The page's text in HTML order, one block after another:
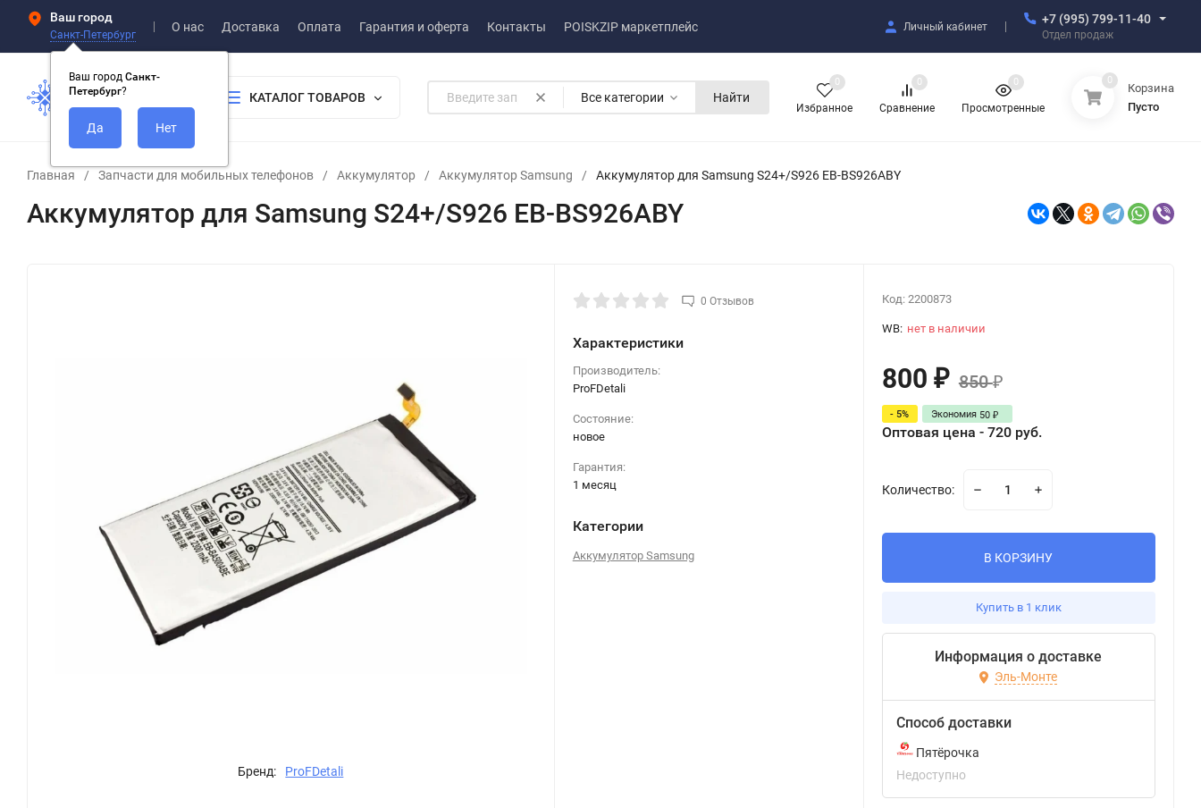
Ваш город
Санкт-Петербург
Ваш город Санкт-
Петербург?
О нас Доставка Оплата Гарантия и оферта Контакты POISKZIP маркетплейс Личный кабинет
+7 (995) 799-11-40
Отдел продаж
КАТАЛОГ ТОВАРОВ Все категории Найти
Избранное
0
Сравнение
0
Просмотренные
0 0
Корзина
Пусто
Главная / Запчасти для мобильных телефонов / Аккумулятор / Аккумулятор Samsung / Аккумулятор для Samsung S24+/S926 EB-BS926ABY
Аккумулятор для Samsung S24+/S926 EB-BS926ABY
Бренд: ProFDetali
0 Отзывов
Характеристики
Производитель:
ProFDetali
Состояние:
новое
Гарантия:
1 месяц
Категории
Аккумулятор Samsung
Код: 2200873
WB: нет в наличии
800 ₽ 850₽
- 5% Экономия 50 ₽
Оптовая цена - 720 руб.
Количество:
В КОРЗИНУ
Купить в 1 клик
Информация о доставке
Эль-Монте
Способ доставки
Пятёрочка
Недоступно